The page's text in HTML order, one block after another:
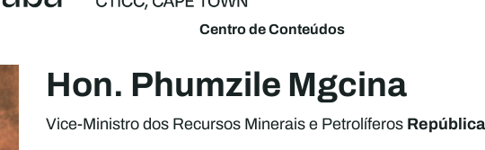
Centro de Conteúdos
Hon. Phumzile Mgcina
Vice-Ministro dos Recursos Minerais e Petrolíferos